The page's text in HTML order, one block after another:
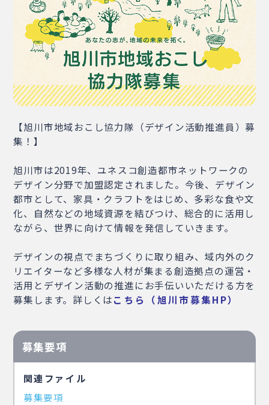
【旭川市地域おこし協力隊（デザイン活動推進員）募
集！】
旭川市は2019年、ユネスコ創造都市ネットワークの
デザイン分野で加盟認定されました。今後、デザイン
都市として、家具・クラフトをはじめ、多彩な食や文
化、自然などの地域資源を結びつけ、総合的に活用し
ながら、世界に向けて情報を発信していきます。
デザインの視点でまちづくりに取り組み、域内外のク
リエイターなど多様な人材が集まる創造拠点の運営・
活用とデザイン活動の推進にお手伝いいただける方を
募集します。詳しくはこちら（旭川市募集HP）
募集要項
関連ファイル
募集要項